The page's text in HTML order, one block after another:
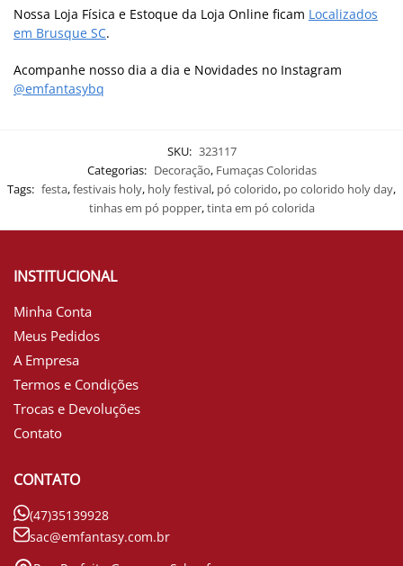
Nossa Loja Física e Estoque da Loja Online ficam Localizados
em Brusque SC.
Acompanhe nosso dia a dia e Novidades no Instagram
@emfantasybq
SKU: 323117
Categorias: Decoração, Fumaças Coloridas
Tags: festa,festivais holy, holy festival, pó colorido, po colorido holy day,
tinhas em pó popper,tinta em pó colorida
INSTITUCIONAL
Minha Conta
Meus Pedidos
A Empresa
Termos e Condições
Trocas e Devoluções
Contato
CONTATO
(47)35139928
sac@emfantasy.com.br